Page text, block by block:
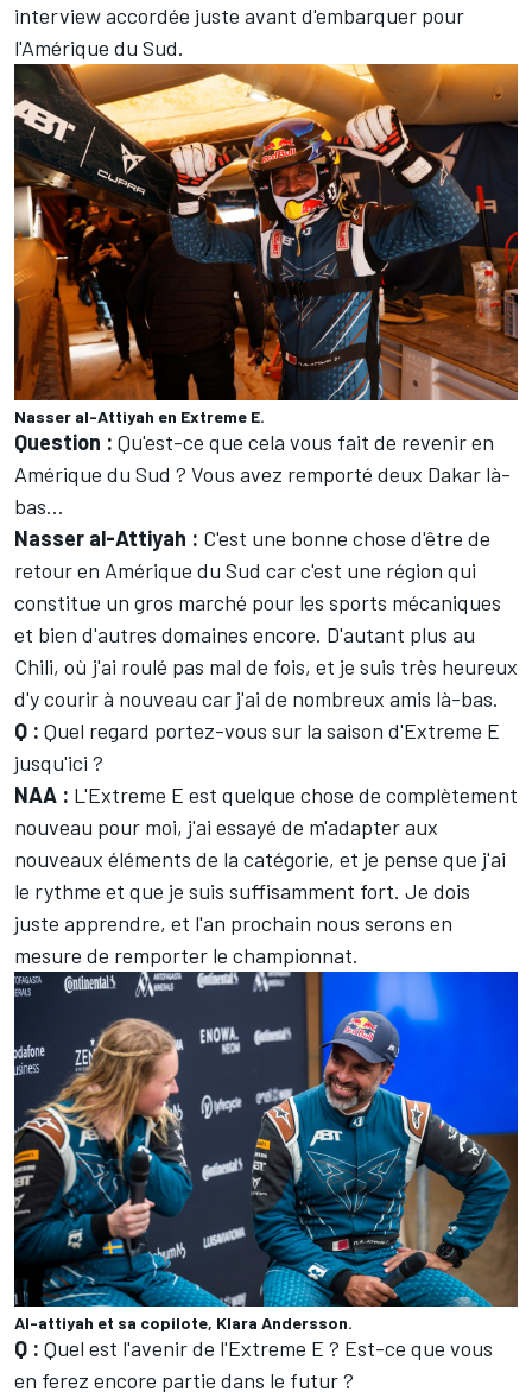
interview accordée juste avant d'embarquer pour
l'Amérique du Sud.
Nasser al-Attiyah en Extreme E.
Question : Qu'est-ce que cela vous fait de revenir en
Amérique du Sud ? Vous avez remporté deux Dakar là-
bas…
Nasser al-Attiyah : C'est une bonne chose d'être de
retour en Amérique du Sud car c'est une région qui
constitue un gros marché pour les sports mécaniques
et bien d'autres domaines encore. D'autant plus au
Chili, où j'ai roulé pas mal de fois, et je suis très heureux
d'y courir à nouveau car j'ai de nombreux amis là-bas.
Q : Quel regard portez-vous sur la saison d'Extreme E
jusqu'ici ?
NAA : L'Extreme E est quelque chose de complètement
nouveau pour moi, j'ai essayé de m'adapter aux
nouveaux éléments de la catégorie, et je pense que j'ai
le rythme et que je suis suffisamment fort. Je dois
juste apprendre, et l'an prochain nous serons en
mesure de remporter le championnat.
Al-attiyah et sa copilote, Klara Andersson.
Q : Quel est l'avenir de l'Extreme E ? Est-ce que vous
en ferez encore partie dans le futur ?